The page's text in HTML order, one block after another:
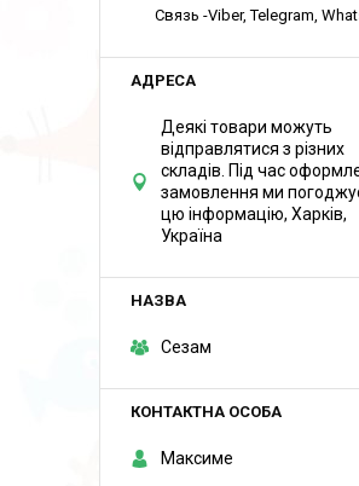
Связь -Viber, Telegram,
Деякі товари можуть
відправлятися з різних
складів. Під час
замовлення ми
цю інформацію, Харків,
Україна
Сезам
Максиме